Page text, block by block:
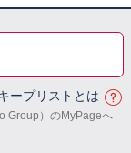
ープリストとは
Group）のMyPageへ